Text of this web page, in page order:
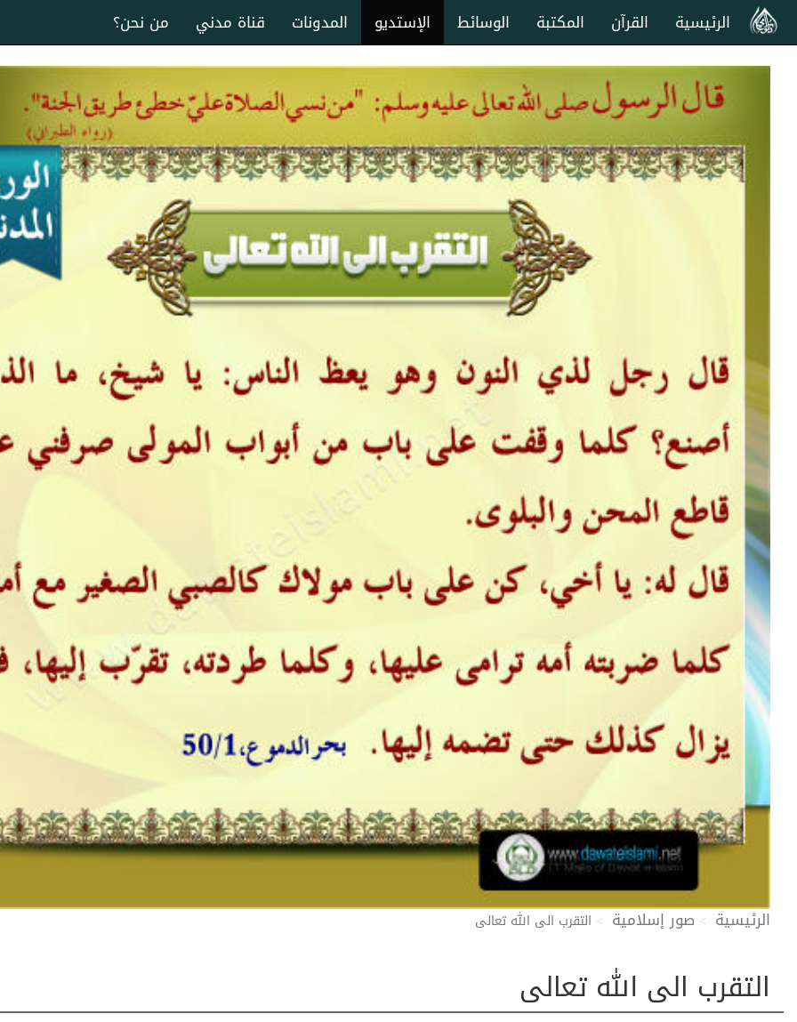
من نحن؟ قناة مدني المدونات الإستديو الوسائط المكتبة القرآن الرئيسية
الرئيسية صور إسلامية التقرب الى الله تعالى
التقرب الى الله تعالى